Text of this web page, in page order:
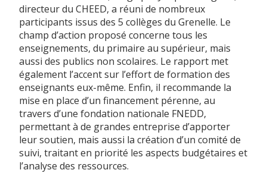
directeur du CHEED, a réuni de nombreux
participants issus des 5 collèges du Grenelle. Le
champ d’action proposé concerne tous les
enseignements, du primaire au supérieur, mais
aussi des publics non scolaires. Le rapport met
également l’accent sur l’effort de formation des
enseignants eux-même. Enfin, il recommande la
mise en place d’un financement pérenne, au
travers d’une fondation nationale FNEDD,
permettant à de grandes entreprise d’apporter
leur soutien, mais aussi la création d’un comité de
suivi, traitant en priorité les aspects budgétaires et
l’analyse des ressources.